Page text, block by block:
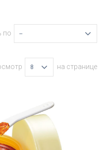
по --
8 на странице